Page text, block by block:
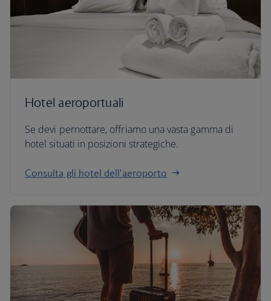
Hotel aeroportuali
Se devi pernottare, offriamo una vasta gamma di
hotel situati in posizioni strategiche.
Consulta gli hotel dell'aeroporto